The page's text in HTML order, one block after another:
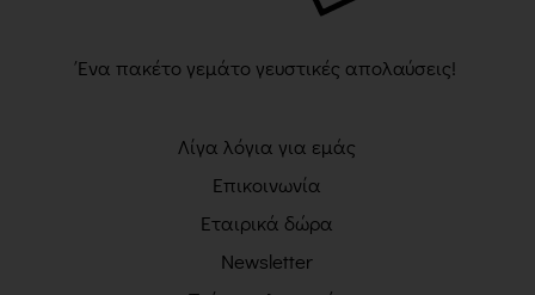
Ένα πακέτο γεμάτο γευστικές απολαύσεις!
Λίγα λόγια για εμάς
Επικοινωνία
Εταιρικά δώρα
Newsletter